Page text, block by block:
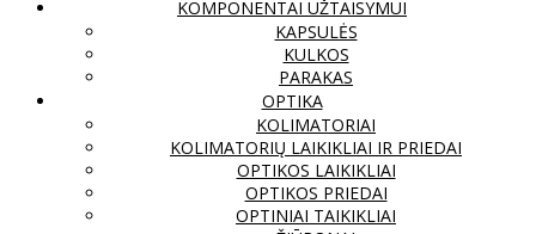
KOMPONENTAI UŽTAISYMUI
KAPSULĖS
KULKOS
PARAKAS
OPTIKA
KOLIMATORIAI
KOLIMATORIŲ LAIKIKLIAI IR PRIEDAI
OPTIKOS LAIKIKLIAI
OPTIKOS PRIEDAI
OPTINIAI TAIKIKLIAI